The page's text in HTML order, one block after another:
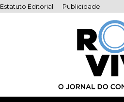
Estatuto Editorial Publicidade